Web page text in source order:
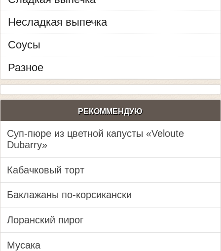
Несладкая выпечка
Соусы
Разное
РЕКОММЕНДУЮ
Суп-пюре из цветной капусты «Veloute
Dubarry»
Кабачковый торт
Баклажаны по-корсикански
Лоранский пирог
Мусака